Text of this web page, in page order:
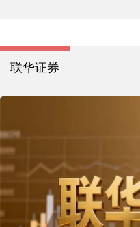
联华证券